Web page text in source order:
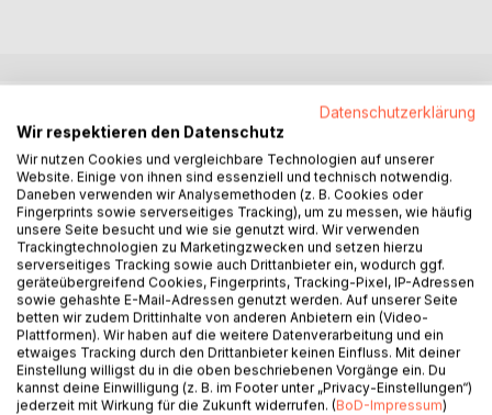
«Wie kann ich mich in kurzer Zeit selbst entspannen und
Momente der Ruhe und Klarheit der Gedanken im Alltag
finden – wann immer ich will?»
Mit den sechs Übungen der Grundstufe des Autogenen
Trainings lernen Sie in wenigen Wochen die wirksame
Technik der Selbstentspannung. Dieses Buch gibt
praktische Anleitung zum Autogenen Training und vermittelt
Hintergrundinformationen zu den körperlichen und
seelischen Prozessen der Entspannung. Der besondere
Gewinn des Autogenen Trainings liegt in seiner Einfachheit.
Praktisch jedem Menschen ist es möglich, diese
Datenschutzerklärung
Wir respektieren den Datenschutz
Wir nutzen Cookies und vergleichbare Technologien auf unserer
Website. Einige von ihnen sind essenziell und technisch notwendig.
Daneben verwenden wir Analysemethoden (z. B. Cookies oder
Fingerprints sowie serverseitiges Tracking), um zu messen, wie häufig
unsere Seite besucht und wie sie genutzt wird. Wir verwenden
Trackingtechnologien zu Marketingzwecken und setzen hierzu
serverseitiges Tracking sowie auch Drittanbieter ein, wodurch ggf.
geräteübergreifend Cookies, Fingerprints, Tracking-Pixel, IP-Adressen
sowie gehashte E-Mail-Adressen genutzt werden. Auf unserer Seite
betten wir zudem Drittinhalte von anderen Anbietern ein (Video-
Plattformen). Wir haben auf die weitere Datenverarbeitung und ein
etwaiges Tracking durch den Drittanbieter keinen Einfluss. Mit deiner
Einstellung willigst du in die oben beschriebenen Vorgänge ein. Du
kannst deine Einwilligung (z. B. im Footer unter „Privacy-Einstellungen“)
jederzeit mit Wirkung für die Zukunft widerrufen. (BoD-Impressum)